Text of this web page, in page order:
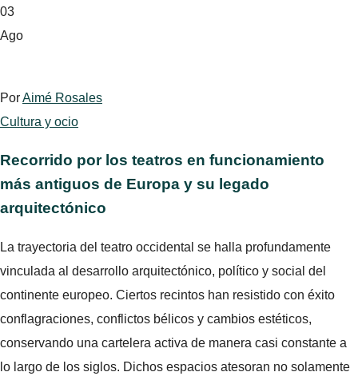
03
Ago
PorAimé Rosales
Cultura y ocio
Recorrido por los teatros en funcionamiento
más antiguos de Europa y su legado
arquitectónico
La trayectoria del teatro occidental se halla profundamente
vinculada al desarrollo arquitectónico, político y social del
continente europeo. Ciertos recintos han resistido con éxito
conflagraciones, conflictos bélicos y cambios estéticos,
conservando una cartelera activa de manera casi constante a
lo largo de los siglos. Dichos espacios atesoran no solamente